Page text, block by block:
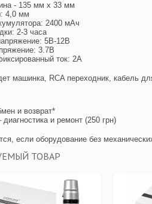
- 135 мм х 33 мм
4,0 мм
2400 мАч
2-3 часа
5В-12В
3.7В
ток: 2А
машинка, RCA переходник, кабель
и возврат*
и ремонт (250 грн)
если оборудование без
ТОВАР